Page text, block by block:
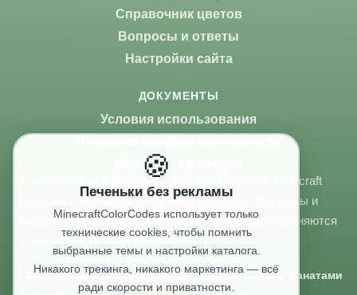
Справочник цветов
Вопросы и ответы
Настройки сайта
ДОКУМЕНТЫ
Условия использования
Вернуться в начало
Мы не связаны с Mojang Studios или Microsoft. Minecraft
является товарным знаком Mojang Studios. Все моды и
ресурсы принадлежат их создателям и распространяются
согласно публичным лицензиям.
© 2026 MinecraftColorCodes.net. Контент создан фанатами
🍪
Печеньки без рекламы
MinecraftColorCodes использует только
технические cookies, чтобы помнить
выбранные темы и настройки каталога.
Никакого трекинга, никакого маркетинга — всё
ради скорости и приватности.